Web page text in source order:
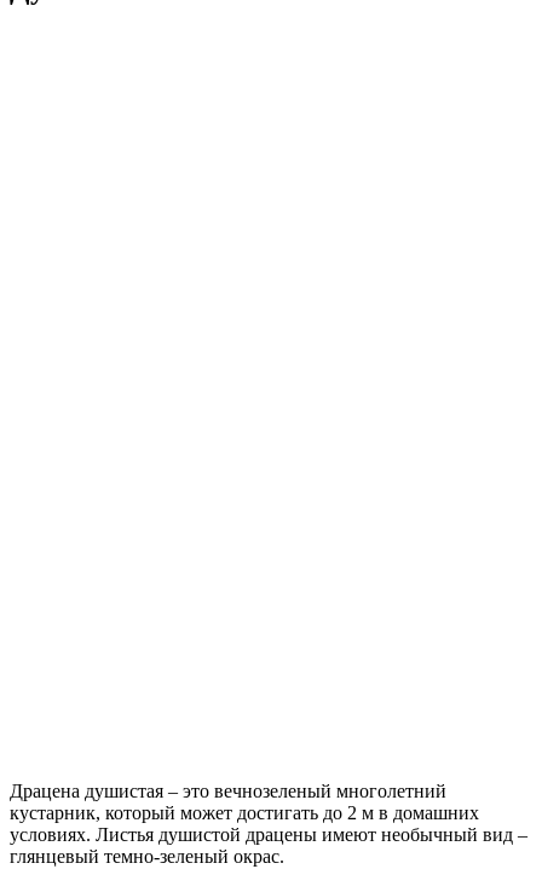
Драцена душистая – это вечнозеленый многолетний
кустарник, который может достигать до 2 м в домашних
условиях. Листья душистой драцены имеют необычный вид –
глянцевый темно-зеленый окрас.